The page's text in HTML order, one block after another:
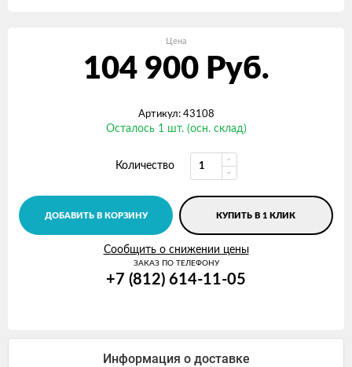
Цена
104 900 Руб.
Артикул: 43108
Осталось 1 шт. (осн. склад)
Количество
ДОБАВИТЬ В КОРЗИНУ КУПИТЬ В 1 КЛИК
Сообщить о снижении цены
ЗАКАЗ ПО ТЕЛЕФОНУ
+7 (812) 614-11-05
Информация о доставке